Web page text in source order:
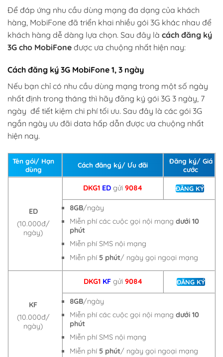
Để đáp ứng nhu cầu dùng mạng đa dạng của khách
hàng, MobiFone đã triển khai nhiều gói 3G khác nhau để
khách hàng dễ dàng lựa chọn. Sau đây là cách đăng ký
3G cho MobiFone được ưa chuộng nhất hiện nay:
Cách đăng ký 3G MobiFone 1, 3 ngày
Nếu bạn chỉ có nhu cầu dùng mạng trong một số ngày
nhất định trong tháng thì hãy đăng ký gói 3G 3 ngày, 7
ngày để tiết kiệm chi phí tối ưu. Sau đây là các gói 3G
ngắn ngày ưu đãi data hấp dẫn được ưa chuộng nhất
hiện nay.
Tên gói/ Hạn
dùng
Cách đăng ký/ Ưu đãi
Đăng ký/ Giá
cước
ED
(10.000đ/
ngày)
DKG1 ED gửi 9084 ĐĂNG KÝ
8GB/ngày
Miễn phí các cuộc gọi nội mạngdưới 10
phút
Miễn phí SMS nội mạng
Miễn phí 5 phút/ ngày gọi ngoại mạng
KF
(10.000đ/
ngày)
DKG1 KF gửi 9084 ĐĂNG KÝ
8GB/ngày
Miễn phí các cuộc gọi nội mạngdưới 10
phút
Miễn phí SMS nội mạng
Miễn phí 5 phút/ ngày gọi ngoại mạng